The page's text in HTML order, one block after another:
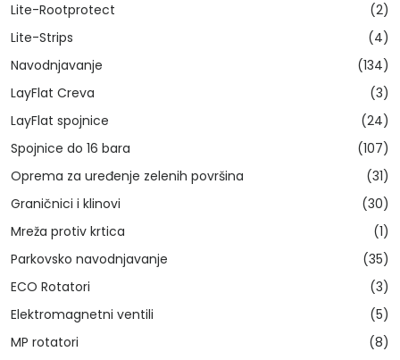
Lite-Rootprotect
(2)
Lite-Strips
(4)
Navodnjavanje
(134)
LayFlat Creva
(3)
LayFlat spojnice
(24)
Spojnice do 16 bara
(107)
Oprema za uređenje zelenih površina
(31)
Graničnici i klinovi
(30)
Mreža protiv krtica
(1)
Parkovsko navodnjavanje
(35)
ECO Rotatori
(3)
Elektromagnetni ventili
(5)
MP rotatori
(8)